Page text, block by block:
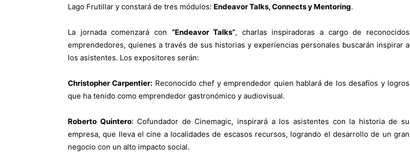
Lago Frutillar y constará de tres módulos: Endeavor Talks, Connects y Mentoring.
La jornada comenzará con “Endeavor Talks”, charlas inspiradoras a cargo de reconocidos
emprendedores, quienes a través de sus historias y experiencias personales buscarán inspirar a
los asistentes. Los expositores serán:
Christopher Carpentier: Reconocido chef y emprendedor quien hablará de los desafíos y logros
que ha tenido como emprendedor gastronómico y audiovisual.
Roberto Quintero: Cofundador de Cinemagic, inspirará a los asistentes con la historia de su
empresa, que lleva el cine a localidades de escasos recursos, logrando el desarrollo de un gran
negocio con un alto impacto social.